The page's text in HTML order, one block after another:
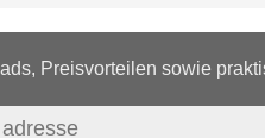
Preisvorteilen sowie